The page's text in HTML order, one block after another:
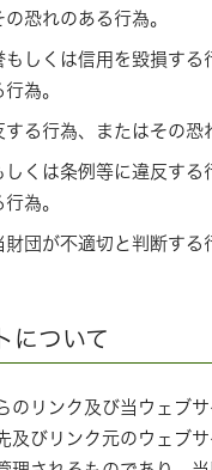
恐れのある行為。
もしくは信用を毀損する
為。
る行為、またはその恐
しくは条例等に違反する
為。
団が不適切と判断する
について
のリンク及び当ウェブ
及びリンク元のウェブ